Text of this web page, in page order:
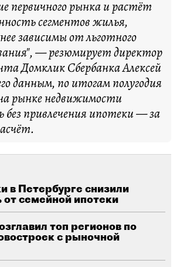
первичного рынка и растёт
сегментов жилья,
зависимы от льготного
— резюмирует директор
Домклик Сбербанка Алексей
данным, по итогам полугодия
рынке недвижимости
без привлечения ипотеки — за
в Петербурге снизили
от семейной ипотеки
топ регионов по
с рыночной